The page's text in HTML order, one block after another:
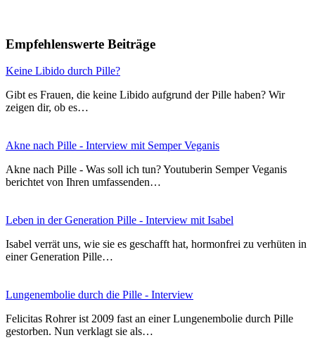
Empfehlenswerte Beiträge
Keine Libido durch Pille?
Gibt es Frauen, die keine Libido aufgrund der Pille haben? Wir
zeigen dir, ob es…
Akne nach Pille - Interview mit Semper Veganis
Akne nach Pille - Was soll ich tun? Youtuberin Semper Veganis
berichtet von Ihren umfassenden…
Leben in der Generation Pille - Interview mit Isabel
Isabel verrät uns, wie sie es geschafft hat, hormonfrei zu verhüten in
einer Generation Pille…
Lungenembolie durch die Pille - Interview
Felicitas Rohrer ist 2009 fast an einer Lungenembolie durch Pille
gestorben. Nun verklagt sie als…